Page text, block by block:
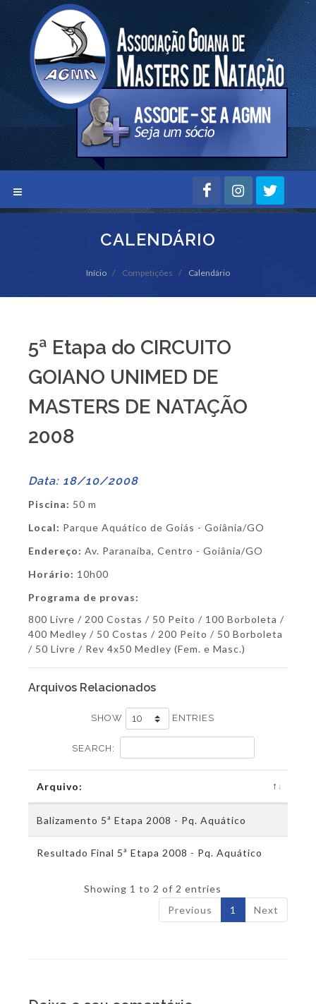
CALENDÁRIO
Início Competições Calendário
5ª Etapa do CIRCUITO
GOIANO UNIMED DE
MASTERS DE NATAÇÃO
2008
Data: 18/10/2008
Piscina: 50 m
Local: Parque Aquático de Goiás - Goiânia/GO
Endereço: Av. Paranaíba, Centro - Goiânia/GO
Horário: 10h00
Programa de provas:
800 Livre / 200 Costas / 50 Peito / 100 Borboleta /
400 Medley / 50 Costas / 200 Peito / 50 Borboleta
/ 50 Livre / Rev 4x50 Medley (Fem. e Masc.)
Arquivos Relacionados
SHOW ENTRIES
SEARCH:
Arquivo:
Balizamento 5ª Etapa 2008 - Pq. Aquático
Resultado Final 5ª Etapa 2008 - Pq. Aquático
Showing 1 to 2 of 2 entries
Previous
1 Next